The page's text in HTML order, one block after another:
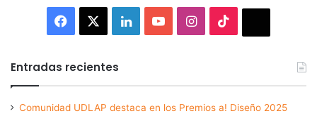
Facebook LinkedInYouTubeInstagram
Entradas recientes
Comunidad UDLAP destaca en los Premios a! Diseño 2025